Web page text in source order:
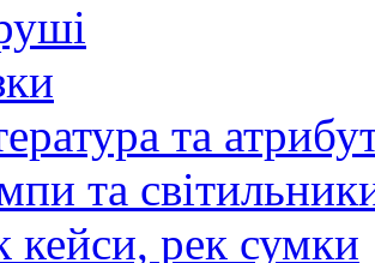
та
та
кейси, рек сумки